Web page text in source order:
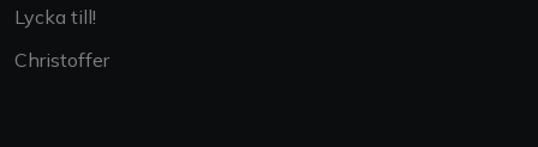
Lycka till!
Christoffer